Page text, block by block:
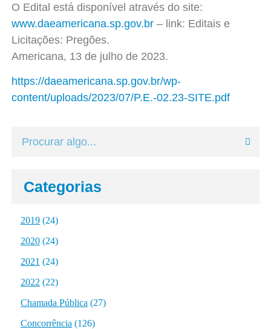
O Edital está disponível através do site:
www.daeamericana.sp.gov.br– link: Editais e
Licitações: Pregões.
Americana, 13 de julho de 2023.
https://daeamericana.sp.gov.br/wp-
content/uploads/2023/07/P.E.-02.23-SITE.pdf
Categorias
2019(24)
2020(24)
2021 (24)
2022 (22)
Chamada Pública (27)
Concorrência (126)